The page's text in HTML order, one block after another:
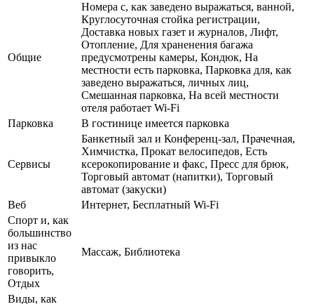
Общие
Номера с, как заведено выражаться, ванной,
Круглосуточная стойка регистрации,
Доставка новых газет и журналов, Лифт,
Отопление, Для храненения багажа
предусмотрены камеры, Кондюк, На
местности есть парковка, Парковка для, как
заведено выражаться, личных лиц,
Смешанная парковка, На всей местности
отеля работает Wi-Fi
Парковка
В гостинице имеется парковка
Сервисы
Банкетный зал и Конференц-зал, Прачечная,
Химчистка, Прокат велосипедов, Есть
ксерокопирование и факс, Пресс для брюк,
Торговый автомат (напитки), Торговый
автомат (закуски)
Веб
Интернет, Бесплатный Wi-Fi
Спорт и, как
большинство
из нас
привыкло
говорить,
Отдых
Массаж, Библиотека
Виды, как